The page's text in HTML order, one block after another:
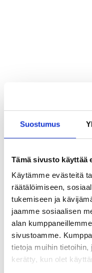
Suostumus
Tämä sivusto käyttää
Käytämme evästeitä
räätälöimiseen,
tukemiseen ja
jaamme sosiaalisen
alan
sivustoamme.
tietoja muihin tietoihin,
kerätty, kun olet
31.1.2025
n